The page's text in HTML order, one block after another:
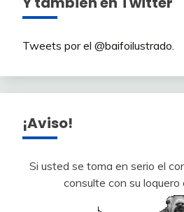
Tweets por el @baifoilustrado.
¡Aviso!
Si usted se toma en serio el
consulte con su